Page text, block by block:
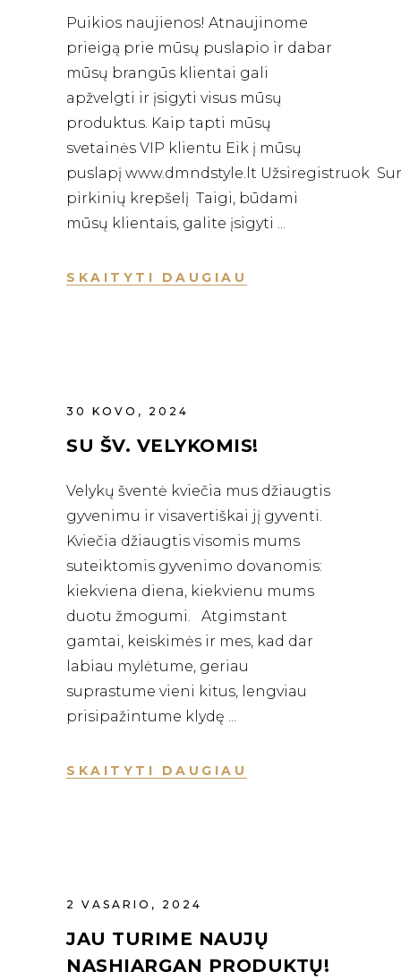
Puikios naujienos! Atnaujinome
prieigą prie mūsų puslapio ir dabar
mūsų brangūs klientai gali
apžvelgti ir įsigyti visus mūsų
produktus. Kaip tapti mūsų
svetainės VIP klientu Eik į mūsų
puslapį www.dmndstyle.lt Užsiregistruok
pirkinių krepšelį Taigi, būdami
mūsų klientais, galite įsigyti
SKAITYTI DAUGIAU
30 KOVO, 2024
SU ŠV. VELYKOMIS!
Velykų šventė kviečia mus džiaugtis
gyvenimu ir visavertiškai jį gyventi.
Kviečia džiaugtis visomis mums
suteiktomis gyvenimo dovanomis:
kiekviena diena, kiekvienu mums
duotu žmogumi. Atgimstant
gamtai, keiskimės ir mes, kad dar
labiau mylėtume, geriau
suprastume vieni kitus, lengviau
prisipažintume klydę
SKAITYTI DAUGIAU
2 VASARIO, 2024
JAU TURIME NAUJŲ
NASHIARGAN PRODUKTŲ!